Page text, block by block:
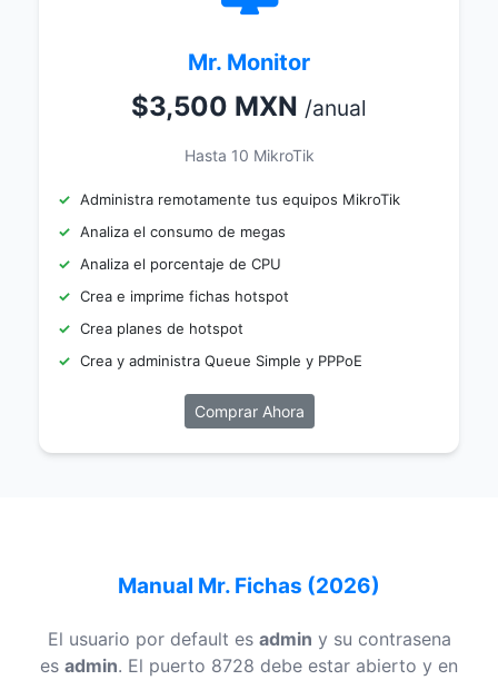
Mr. Monitor
$3,500 MXN /anual
Hasta 10 MikroTik
Administra remotamente tus equipos MikroTik
Analiza el consumo de megas
Analiza el porcentaje de CPU
Crea e imprime fichas hotspot
Crea planes de hotspot
Crea y administra Queue Simple y PPPoE
Comprar Ahora
Manual Mr. Fichas (2026)
El usuario por default es admin y su contrasena
es admin. El puerto 8728 debe estar abierto y en